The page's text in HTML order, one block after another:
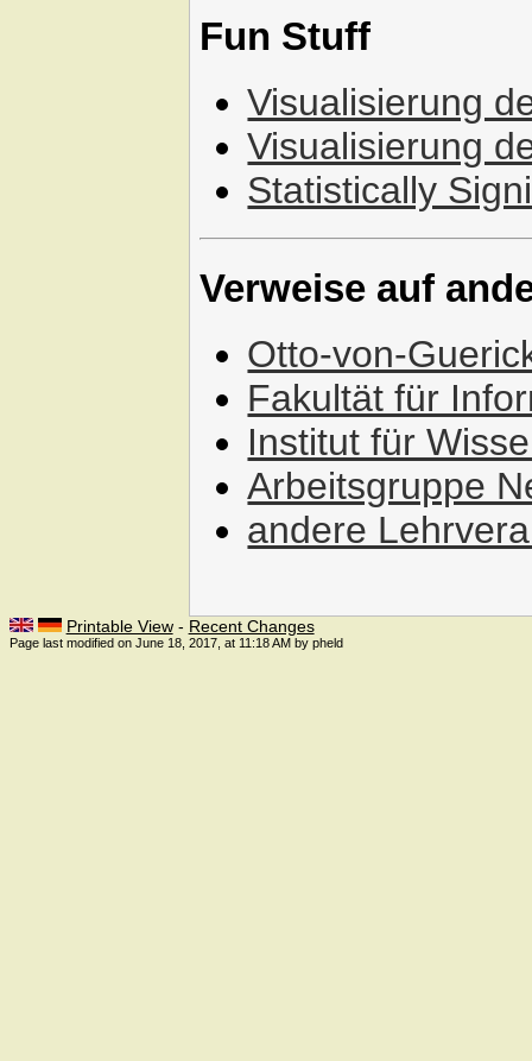
Fun Stuff
Visualisierung
Visualisierung
Statistically
Verweise auf
Otto-von-
Fakultät für
Institut für
Arbeitsgruppe
andere
Printable View- Recent Changes
Page last modified on June 18, 2017, at 11:18 AM by pheld